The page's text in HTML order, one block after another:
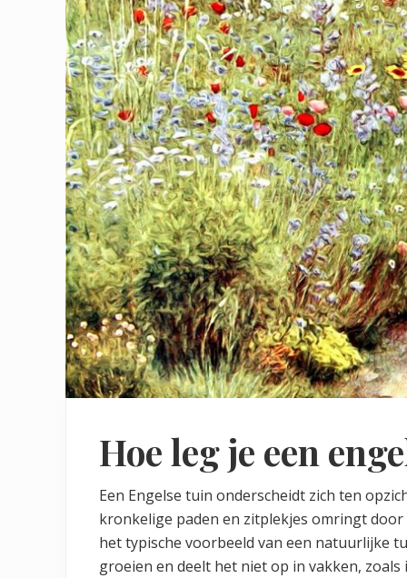
Hoe leg je een
Een Engelse tuin onderscheidt zich ten
kronkelige paden en zitplekjes omringt
het typische voorbeeld van een natuurlijke
groeien en deelt het niet op in vakken,